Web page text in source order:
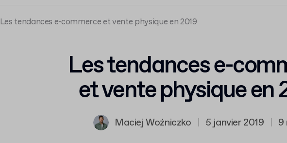
Les tendances e-commerce et vente physique en 2019
Les tendances e-
et vente physique en
Maciej Woźniczko | 5 janvier 2019 | 9